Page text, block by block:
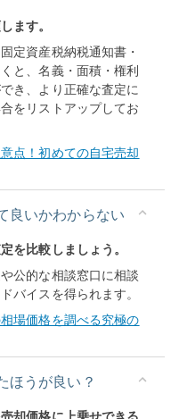
ます。
定資産税納税通知書・
と、名義・面積・権利
き、より正確な査定に
をリストアップしてお
点！初めての自宅売却
良いかわからない
を比較しましょう。
公的な相談窓口に相談
バイスを得られます。
場価格を調べる究極の
ほうが良い？